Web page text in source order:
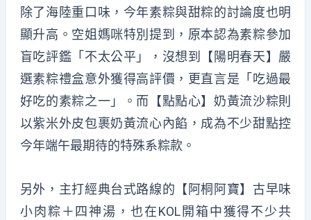
除了海陸重口味 ，今年素粽與甜粽的討論度也明
顯升高。空姐媽咪特別提到，原本認為素粽參加
盲吃評鑑「不太公平」，沒想到
【陽明春天】嚴
選素粽禮盒意外獲得高評價，更直言是「吃過最
好吃的素粽之一 」。而 【點點心】奶黃流沙粽則
以紫米外皮包裹奶黃流心內餡，成為不少甜點控
今年端午最期待的特殊系粽款。
另外，主打經典台式路線的 【阿桐阿寶】古早味
小肉粽＋四神湯 ，也在KOL開箱中獲得不少共